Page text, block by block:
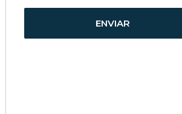
ENVIAR